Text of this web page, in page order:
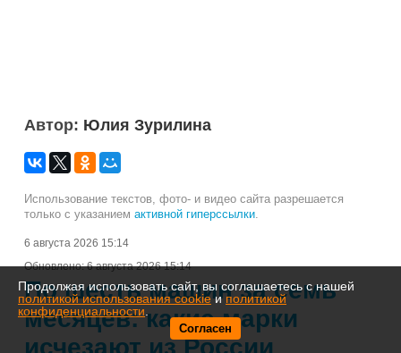
Автор: Юлия Зурилина
Использование текстов, фото- и видео сайта разрешается
только с указанием активной гиперссылки.
6 августа 2026 15:14
Обновлено:6 августа 2026 15:14
По шесть машин за семь
месяцев: какие марки
исчезают из России
Продолжая использовать сайт, вы соглашаетесь с нашей
политикой использования cookieи политикой
конфиденциальности .
Согласен